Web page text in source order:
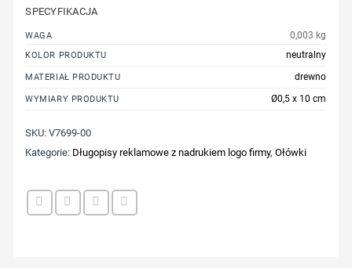
SPECYFIKACJA
WAGA 0,003 kg
KOLOR PRODUKTU neutralny
MATERIAŁ PRODUKTU drewno
WYMIARY PRODUKTU Ø0,5 x 10 cm
SKU:V7699-00
Kategorie: Długopisy reklamowe z nadrukiem logo firmy,Ołówki